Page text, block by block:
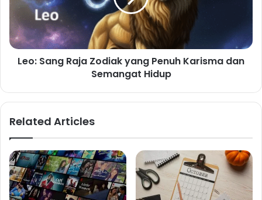
Leo: Sang Raja Zodiak yang Penuh Karisma dan
Semangat Hidup
Related Articles